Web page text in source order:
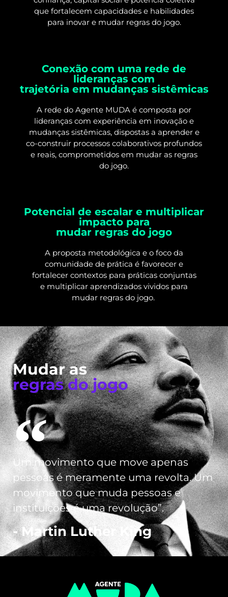
que fortalecem capacidades e habilidades
para inovar e mudar regras do jogo.
Conexão com uma rede de
lideranças com
trajetória em mudanças sistêmicas
A rede do Agente MUDA é composta por
lideranças com experiência em inovação e
mudanças sistêmicas, dispostas a aprender e
co-construir processos colaborativos profundos
e reais, comprometidos em mudar as regras
do jogo.
Potencial de escalar e multiplicar
impacto para
mudar regras do jogo
A proposta metodológica e o foco da
comunidade de prática é favorecer e
fortalecer contextos para práticas conjuntas
e multiplicar aprendizados vividos para
mudar regras do jogo.
Mudar as
regras do jogo
Um movimento que move apenas
pessoas é meramente uma revolta. Um
movimento que muda pessoas e
instituições é uma revolução”.
- Martin Luther King